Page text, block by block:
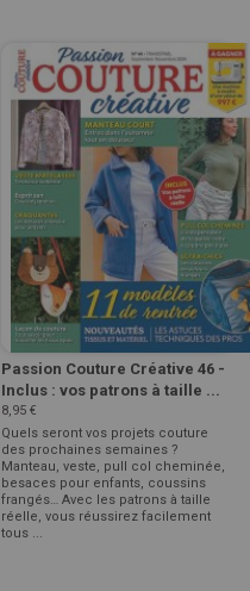
Passion Couture Créative 46 -
Inclus : vos patrons à taille ...
8,95 €
Quels seront vos projets couture
des prochaines semaines ?
Manteau, veste, pull col cheminée,
besaces pour enfants, coussins
frangés… Avec les patrons à taille
réelle, vous réussirez facilement
tous ...